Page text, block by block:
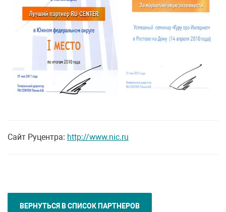
Сайт Руцентра: http://www.nic.ru
ВЕРНУТЬСЯ В СПИСОК ПАРТНЕРОВ